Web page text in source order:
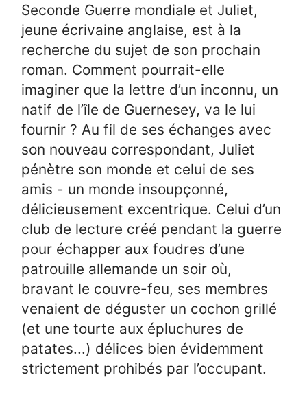
Seconde Guerre mondiale et Juliet,
jeune écrivaine anglaise, est à la
recherche du sujet de son prochain
roman. Comment pourrait-elle
imaginer que la lettre d’un inconnu, un
natif de l’île de Guernesey, va le lui
fournir ? Au fil de ses échanges avec
son nouveau correspondant, Juliet
pénètre son monde et celui de ses
amis - un monde insoupçonné,
délicieusement excentrique. Celui d’un
club de lecture créé pendant la guerre
pour échapper aux foudres d’une
patrouille allemande un soir où,
bravant le couvre-feu, ses membres
venaient de déguster un cochon grillé
(et une tourte aux épluchures de
patates...) délices bien évidemment
strictement prohibés par l’occupant.